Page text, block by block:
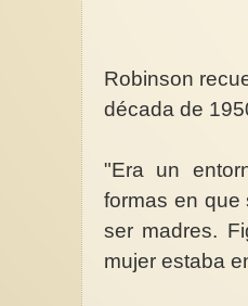
Robinson
década de
"Era un
formas en que
ser madres.
mujer estaba